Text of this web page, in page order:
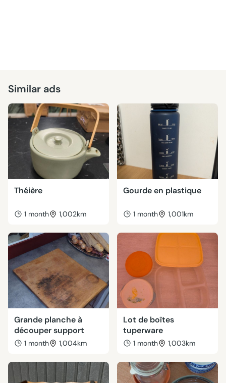
Similar ads
Théière
1 month 1,002km
Gourde en plastique
1 month 1,001km
Grande planche à
découper support
1 month 1,004km
Lot de boîtes
tuperware
1 month 1,003km